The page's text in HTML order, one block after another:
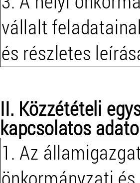
vállalt
és részletes
II. Közzétételi
kapcsolatos
1. Az